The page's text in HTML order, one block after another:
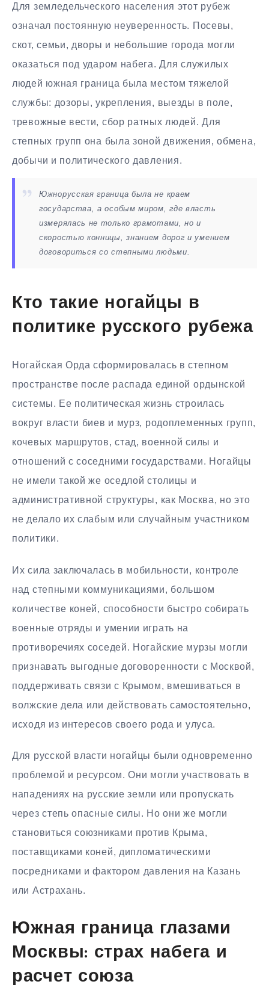
Для земледельческого населения этот рубеж
означал постоянную неуверенность. Посевы,
скот, семьи, дворы и небольшие города могли
оказаться под ударом набега. Для служилых
людей южная граница была местом тяжелой
службы: дозоры, укрепления, выезды в поле,
тревожные вести, сбор ратных людей. Для
степных групп она была зоной движения, обмена,
добычи и политического давления.
Южнорусская граница была не краем
государства, а особым миром, где власть
измерялась не только грамотами, но и
скоростью конницы, знанием дорог и умением
договориться со степными людьми.
Кто такие ногайцы в
политике русского рубежа
Ногайская Орда сформировалась в степном
пространстве после распада единой ордынской
системы. Ее политическая жизнь строилась
вокруг власти биев и мурз, родоплеменных групп,
кочевых маршрутов, стад, военной силы и
отношений с соседними государствами. Ногайцы
не имели такой же оседлой столицы и
административной структуры, как Москва, но это
не делало их слабым или случайным участником
политики.
Их сила заключалась в мобильности, контроле
над степными коммуникациями, большом
количестве коней, способности быстро собирать
военные отряды и умении играть на
противоречиях соседей. Ногайские мурзы могли
признавать выгодные договоренности с Москвой,
поддерживать связи с Крымом, вмешиваться в
волжские дела или действовать самостоятельно,
исходя из интересов своего рода и улуса.
Для русской власти ногайцы были одновременно
проблемой и ресурсом. Они могли участвовать в
нападениях на русские земли или пропускать
через степь опасные силы. Но они же могли
становиться союзниками против Крыма,
поставщиками коней, дипломатическими
посредниками и фактором давления на Казань
или Астрахань.
Южная граница глазами
Москвы: страх набега и
расчет союза